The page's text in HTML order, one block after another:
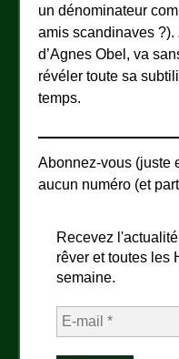
un dénominateur
amis scandinaves ?).
d’Agnes Obel, va
révéler toute sa
temps.
Abonnez-vous (juste
aucun numéro (et
Recevez
rêver et toutes les
semaine.